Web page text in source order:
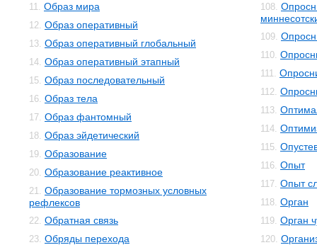
11. Образ мира
12. Образ оперативный
13. Образ оперативный глобальный
14. Образ оперативный этапный
15. Образ последовательный
16. Образ тела
17. Образ фантомный
18. Образ эйдетический
19. Образование
20. Образование реактивное
21. Образование тормозных условных
рефлексов
22. Обратная связь
23. Обряды перехода
108.
109.
110.
111.
112.
113.
114.
115.
116. Опыт
117. Опыт
118. Орган
119. Орган
120.